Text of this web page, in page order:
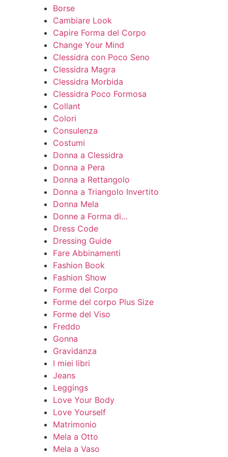
Borse
Cambiare Look
Capire Forma del Corpo
Change Your Mind
Clessidra con Poco Seno
Clessidra Magra
Clessidra Morbida
Clessidra Poco Formosa
Collant
Colori
Consulenza
Costumi
Donna a Clessidra
Donna a Pera
Donna a Rettangolo
Donna a Triangolo Invertito
Donna Mela
Donne a Forma di…
Dress Code
Dressing Guide
Fare Abbinamenti
Fashion Book
Fashion Show
Forme del Corpo
Forme del corpo Plus Size
Forme del Viso
Freddo
Gonna
Gravidanza
I miei libri
Jeans
Leggings
Love Your Body
Love Yourself
Matrimonio
Mela a Otto
Mela a Vaso